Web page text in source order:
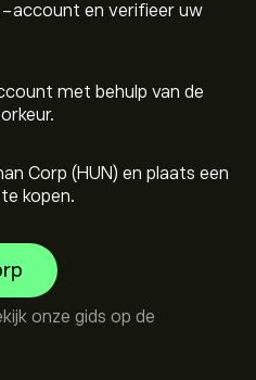
account en verifieer uw
met behulp van de
Corp (HUN) en plaats een
kopen.
onze gids op de